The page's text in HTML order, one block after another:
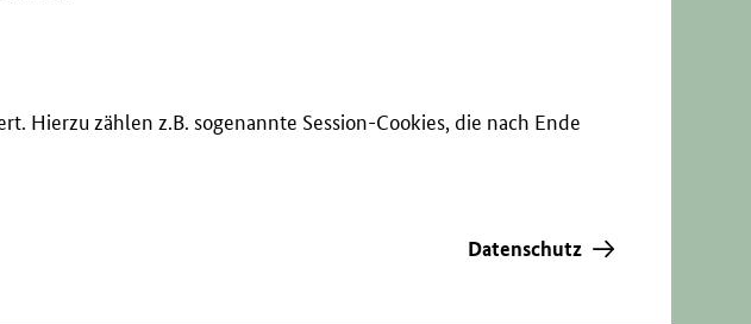
Hierzu zählen z.B. sogenannte Session-Cookies, die nach Ende
Datenschutz